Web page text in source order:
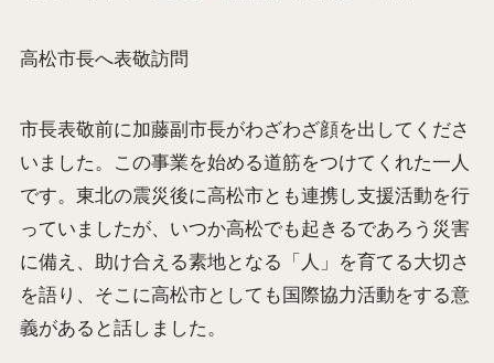
高松市長へ表敬訪問
市長表敬前に加藤副市長がわざわざ顔を出してくださ
いました。この事業を始める道筋をつけてくれた一人
です。東北の震災後に高松市とも連携し支援活動を行
っていましたが、いつか高松でも起きるであろう災害
に備え、助け合える素地となる「人」を育てる大切さ
を語り、そこに高松市としても国際協力活動をする意
義があると話しました。